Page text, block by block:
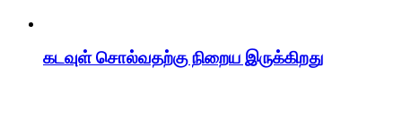
கடவுள் சொல்வதற்கு நிறைய இருக்கிறது